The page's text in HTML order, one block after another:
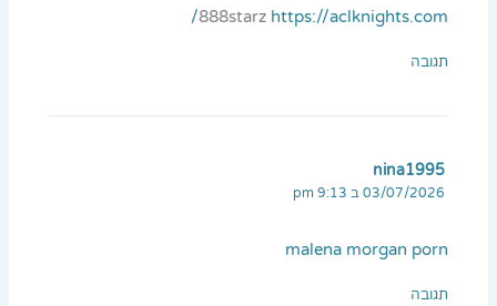
888starz https://aclknights.com/
תגובה
nina1995
03/07/2026 ב 9:13 pm
malena morgan porn
תגובה